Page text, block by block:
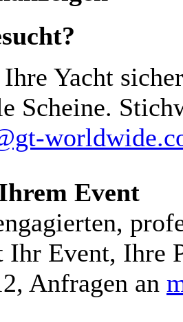
Yacht
Scheine.
Event
Ihr Event, Ihre
Anfragen an